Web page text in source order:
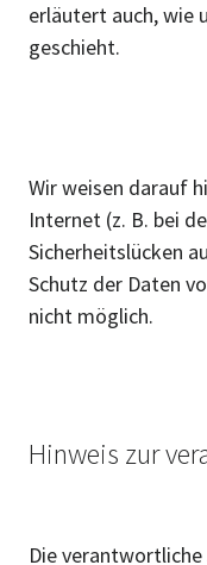
erläutert auch, wie
geschieht.
Wir weisen darauf
Internet (z. B. bei
Sicherheitslücken
Schutz der Daten
nicht möglich.
Hinweis zur
Die